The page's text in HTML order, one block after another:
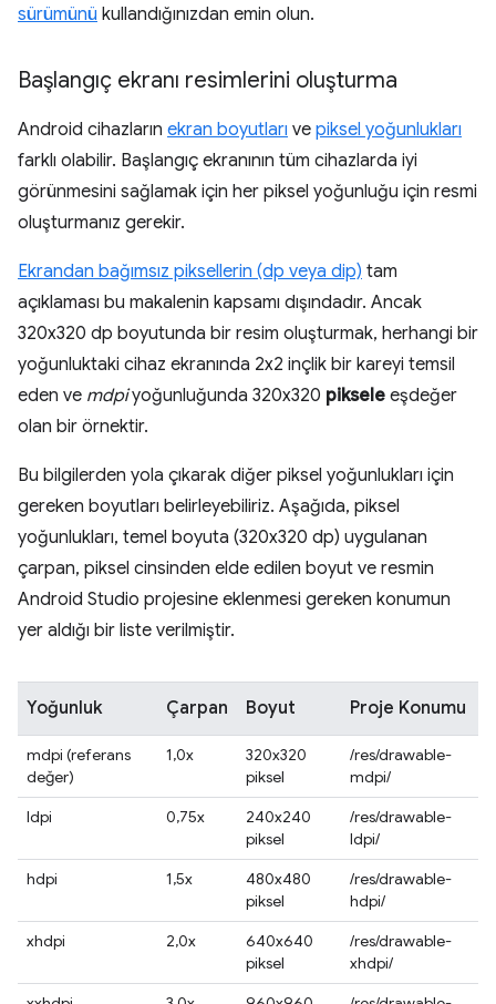
sürümünü kullandığınızdan emin olun.
Başlangıç ekranı resimlerini oluşturma
Android cihazların ekran boyutları ve piksel yoğunlukları
farklı olabilir. Başlangıç ekranının tüm cihazlarda iyi
görünmesini sağlamak için her piksel yoğunluğu için resmi
oluşturmanız gerekir.
Ekrandan bağımsız piksellerin (dp veya dip) tam
açıklaması bu makalenin kapsamı dışındadır. Ancak
320x320 dp boyutunda bir resim oluşturmak, herhangi bir
yoğunluktaki cihaz ekranında 2x2 inçlik bir kareyi temsil
eden ve mdpiyoğunluğunda 320x320 piksele eşdeğer
olan bir örnektir.
Bu bilgilerden yola çıkarak diğer piksel yoğunlukları için
gereken boyutları belirleyebiliriz. Aşağıda, piksel
yoğunlukları, temel boyuta (320x320 dp) uygulanan
çarpan, piksel cinsinden elde edilen boyut ve resmin
Android Studio projesine eklenmesi gereken konumun
yer aldığı bir liste verilmiştir.
Yoğunluk Çarpan Boyut Proje Konumu
mdpi (referans
değer)
1,0x
320x320
piksel
/res/drawable-
mdpi/
ldpi
0,75x
240x240
piksel
/res/drawable-
ldpi/
hdpi
1,5x
480x480
piksel
/res/drawable-
hdpi/
xhdpi
2,0x
640x640
piksel
/res/drawable-
xhdpi/